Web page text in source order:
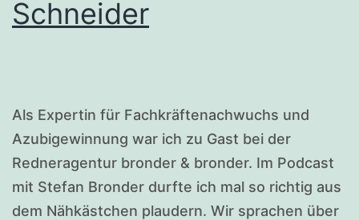
Schneider
Als Expertin für Fachkräftenachwuchs und
Azubigewinnung war ich zu Gast bei der
Redneragentur bronder & bronder. Im Podcast
mit Stefan Bronder durfte ich mal so richtig aus
dem Nähkästchen plaudern. Wir sprachen über